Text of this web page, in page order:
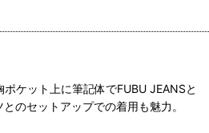
ケット上に筆記体でFUBU JEANSと
のセットアップでの着用も魅力。